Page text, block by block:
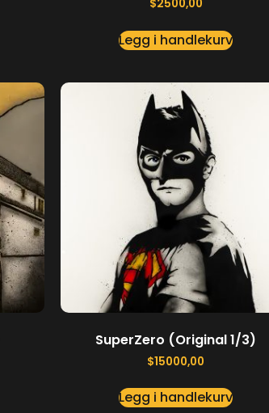
$2500,00
Legg i handlekurv
SuperZero (Original 1/3)
$15000,00
Legg i handlekurv